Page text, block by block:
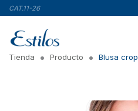
CAT.11-26
Tienda Producto Blusa